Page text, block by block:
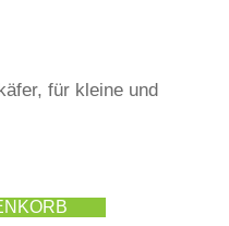
für kleine und